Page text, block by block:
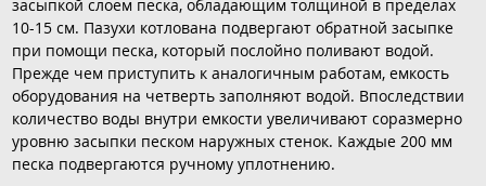
засыпкой слоем песка, обладающим толщиной в пределах
10-15 см. Пазухи котлована подвергают обратной засыпке
при помощи песка, который послойно поливают водой.
Прежде чем приступить к аналогичным работам, емкость
оборудования на четверть заполняют водой. Впоследствии
количество воды внутри емкости увеличивают соразмерно
уровню засыпки песком наружных стенок. Каждые 200 мм
песка подвергаются ручному уплотнению.